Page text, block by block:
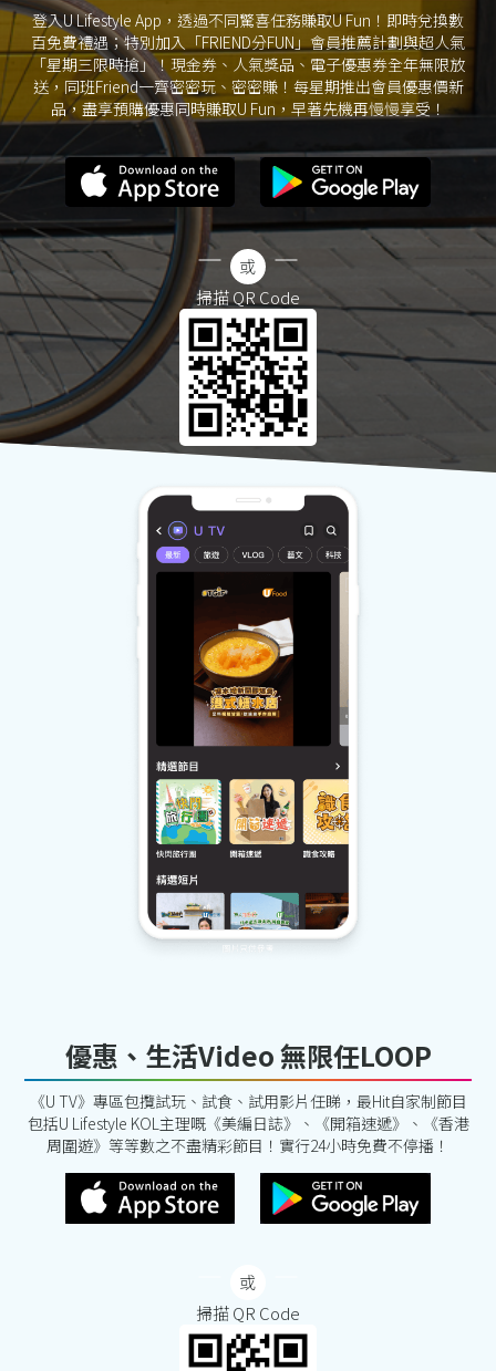
登入U Lifestyle App，透過不同驚喜任務賺取U Fun！即時兌換數
百免費禮遇；特別加入「FRIEND分FUN」會員推薦計劃與超人氣
「星期三限時搶」！現金券、人氣獎品、電子優惠券全年無限放
送，同班Friend一齊密密玩、密密賺！每星期推出會員優惠價新
品，盡享預購優惠同時賺取U Fun，早著先機再慢慢享受！
掃描 QR Code
優惠、生活Video 無限任LOOP
《U TV》專區包攬試玩、試食、試用影片任睇，最Hit自家制節目
包括U Lifestyle KOL主理嘅《美編日誌》、《開箱速遞》、《香港
周圍遊》等等數之不盡精彩節目！實行24小時免費不停播！
掃描 QR Code